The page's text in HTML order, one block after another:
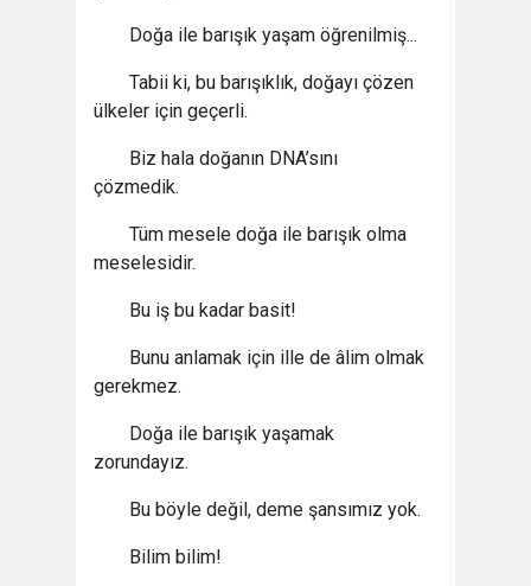
Doğa ile barışık yaşam öğrenilmiş...
Tabii ki, bu barışıklık, doğayı çözen
ülkeler için geçerli.
Biz hala doğanın DNA’sını
çözmedik.
Tüm mesele doğa ile barışık olma
meselesidir.
Bu iş bu kadar basit!
Bunu anlamak için ille de âlim olmak
gerekmez.
Doğa ile barışık yaşamak
zorundayız.
Bu böyle değil, deme şansımız yok.
Bilim bilim!